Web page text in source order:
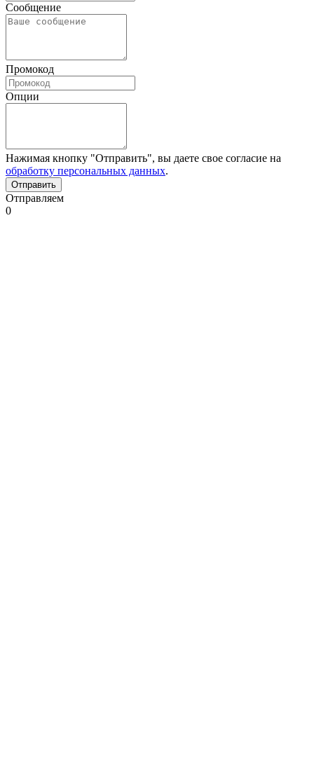
Сообщение
Промокод
Опции
Нажимая кнопку "Отправить", вы даете свое согласие на
обработку персональных данных.
Отправляем
0